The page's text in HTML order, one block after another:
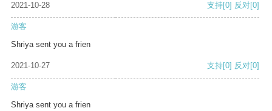
2021-10-28 支持[0] 反对[0]
游客
Shriya sent you a frien
2021-10-27 支持[0] 反对[0]
游客
Shriya sent you a frien